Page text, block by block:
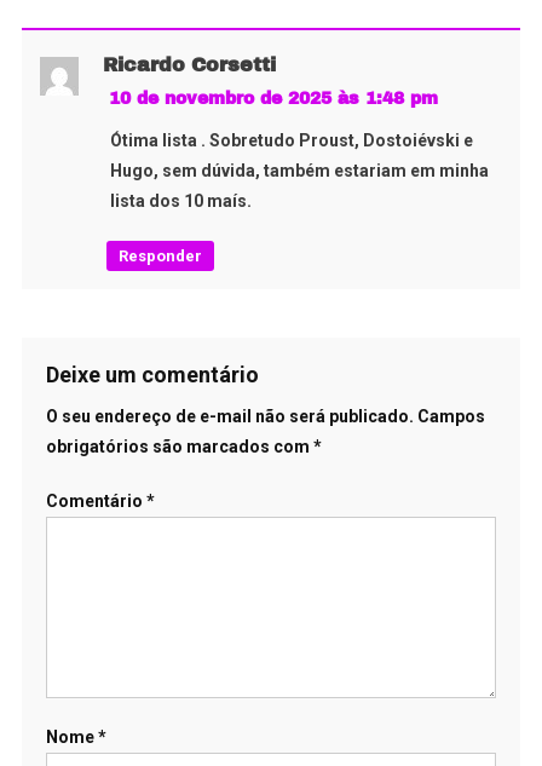
Ricardo Corsetti
10 de novembro de 2025 às 1:48 pm
Ótima lista . Sobretudo Proust, Dostoiévski e
Hugo, sem dúvida, também estariam em minha
lista dos 10 maís.
Responder
Deixe um comentário
O seu endereço de e-mail não será publicado. Campos
obrigatórios são marcados com *
Comentário *
Nome*